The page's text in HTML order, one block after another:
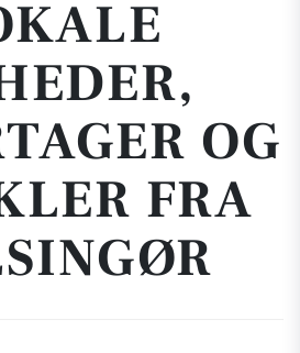
OG
FRA